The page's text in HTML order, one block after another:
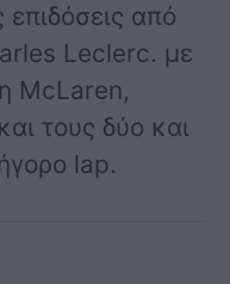
από
Leclerc. με
McLaren,
τους δύο και
lap.